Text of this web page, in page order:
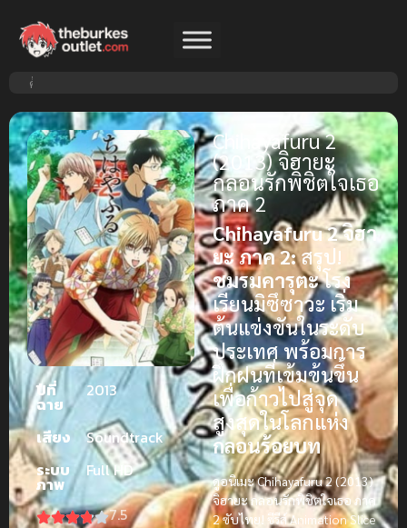
ปีที่
ฉาย
2013
เสียง
Soundtrack
ระบบ
ภาพ
Full HD
7.5
Chihayafuru 2
(2013) จิฮายะ
กลอนรักพิชิตใจเธอ
ภาค 2
Chihayafuru 2 จิฮา
ยะ ภาค 2:สรุป!
ชมรมคารุตะโรง
เรียนมิซึซาวะ เริ่ม
ต้นแข่งขันในระดับ
ประเทศ พร้อมการ
ฝึกฝนที่เข้มข้นขึ้น
เพื่อก้าวไปสู่จุด
สูงสุดในโลกแห่ง
กลอนร้อยบท
ดูอนิเมะ Chihayafuru 2 (2013)
จิฮายะ กลอนรักพิชิตใจเธอ ภาค
2 ซับไทย! ซีรีส์ Animation Slice